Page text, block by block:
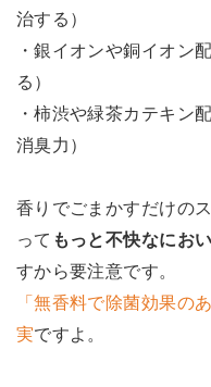
治する）
・銀イオンや銅イオン
る）
・柿渋や緑茶カテキン
消臭力）
香りでごまかすだけの
って もっと不快なにお
すから要注意です。
「無香料で除菌効果の
実ですよ。